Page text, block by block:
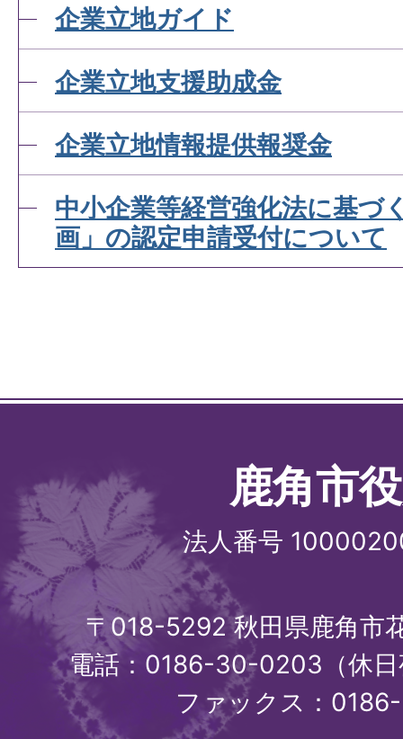
企業立地ガイド
企業立地支援助成金
企業立地情報提供報奨金
中小企業等経営強化法に基づ
画」の認定申請受付について
鹿角市
法人番号
〒018-5292 秋田県鹿角市
電話：0186-30-0203（休
ファックス：